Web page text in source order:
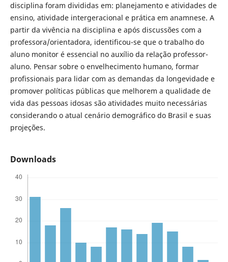
disciplina foram divididas em: planejamento e atividades de
ensino, atividade intergeracional e prática em anamnese. A
partir da vivência na disciplina e após discussões com a
professora/orientadora, identificou-se que o trabalho do
aluno monitor é essencial no auxílio da relação professor-
aluno. Pensar sobre o envelhecimento humano, formar
profissionais para lidar com as demandas da longevidade e
promover políticas públicas que melhorem a qualidade de
vida das pessoas idosas são atividades muito necessárias
considerando o atual cenário demográfico do Brasil e suas
projeções.
Downloads